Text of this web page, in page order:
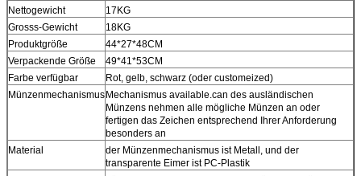
Nettogewicht
17KG
Grosss-Gewicht
18KG
Produktgröße
44*27*48CM
Verpackende Größe
49*41*53CM
Farbe verfügbar
Rot, gelb, schwarz (oder customeized)
MünzenmechanismusMechanismus available.can des ausländischen
Münzens nehmen alle mögliche Münzen an oder
fertigen das Zeichen entsprechend Ihrer Anforderung
besonders an
Material
der Münzenmechanismus ist Metall, und der
transparente Eimer ist PC-Plastik